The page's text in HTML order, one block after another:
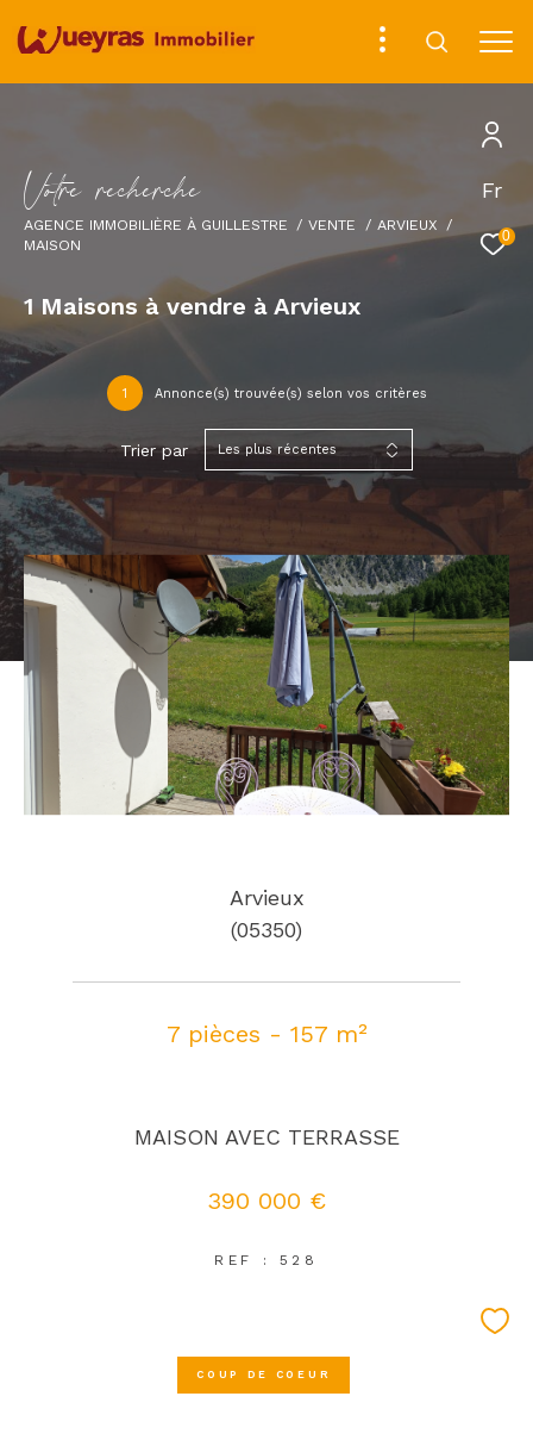
Fr
0
Votre recherche
AGENCE IMMOBILIÈRE À GUILLESTRE VENTE
ARVIEUX
MAISON
1Maisons à vendre à Arvieux
1 Annonce(s) trouvée(s) selon vos critères
Trier par Les plus récentes
Arvieux
(05350)
7 pièces - 157 m²
MAISON AVEC TERRASSE
390 000 €
REF : 528
COUP DE COEUR